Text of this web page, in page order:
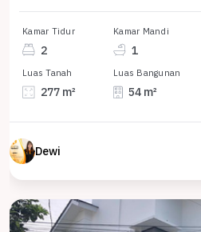
Kamar Tidur
2
Kamar Mandi
1
Luas Tanah
277 m²
Luas Bangunan
54 m²
Dewi